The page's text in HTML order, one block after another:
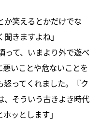
か笑えるとかだけでな
きますよね」
って、いまより外で遊べ
いことや危ないことを
ってくれました。『ク
、そういう古きよき時代
ッとします」